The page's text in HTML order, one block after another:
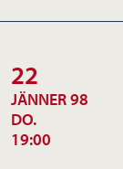
22
JÄNNER 98
DO.
19:00